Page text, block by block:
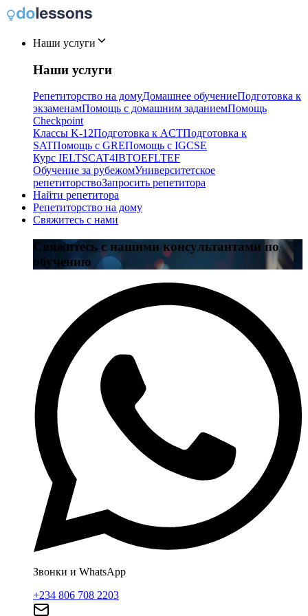
Наши услуги
Наши услуги
Репетиторство на домуДомашнее обучениеПодготовка к
экзаменамПомощь с домашним заданиемПомощь
Checkpoint
Классы K-12Подготовка к ACTПодготовка к
SATПомощь с GREПомощь с IGCSE
Курс IELTSCAT4IBTOEFLTEF
Обучение за рубежомУниверситетское
репетиторствоЗапросить репетитора
Найти репетитора
Репетиторство на дому
Свяжитесь с нами
Свяжитесь с нашими консультантами по
обучению
Звонки и WhatsApp
+234 806 708 2203